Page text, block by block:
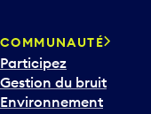
o
u
r
i
COMMUNAUTÉ
Participez
Gestion du bruit
Environnement